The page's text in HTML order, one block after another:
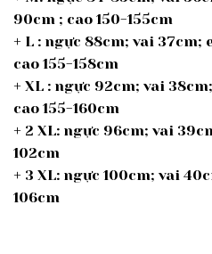
90cm ; cao 150-155cm
+ L : ngực 88cm; vai 37cm;
cao 155-158cm
+ XL : ngực 92cm; vai
cao 155-160cm
+ 2 XL: ngực 96cm; vai
102cm
+ 3 XL: ngực 100cm; vai
106cm